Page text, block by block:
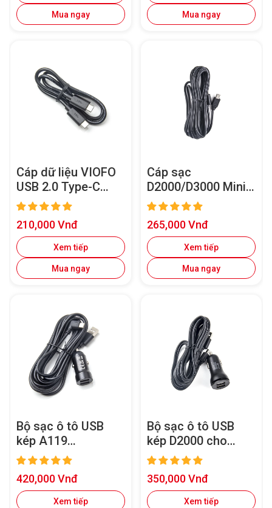
Mua ngay Mua ngay
Cáp dữ liệu VIOFO
USB 2.0 Type-C
sang Type-C,
truyền dữ liệu trực
tiếp siêu nhanh đến
điện thoại thông
minh
Giá
bán
210,000 Vnđ
Xem tiếp
Mua ngay
Cáp sạc
D2000/D3000 Mini
USB dài 4M cho
A119 V3/A129 Duo
hoặc A129
Plus/A129 Pro
Giá
bán
265,000 Vnđ
Xem tiếp
Mua ngay
Bộ sạc ô tô USB
kép A119
MINI/A119 MINI 2
Type-C có cáp
nguồn dài 11,48 ft
Giá
bán
420,000 Vnđ
Xem tiếp
Bộ sạc ô tô USB
kép D2000 cho
A119V2/A119V3/A
129 Duo/A129 Duo
IR
Giá
bán
350,000 Vnđ
Xem tiếp